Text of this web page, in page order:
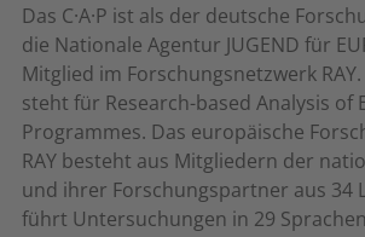
Das C·A·P ist als der deutsche
die Nationale Agentur JUGEND für
Mitglied im Forschungsnetzwerk
steht für Research-based Analysis of
Programmes. Das europäische
RAY besteht aus Mitgliedern der
und ihrer Forschungspartner aus 34
führt Untersuchungen in 29